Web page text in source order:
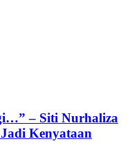
– Siti Nurhaliza
Kenyataan